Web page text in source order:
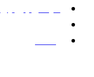
سپتامبر 24, 2025
یک نظر